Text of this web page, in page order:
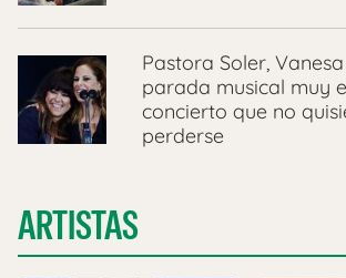
Pastora Soler,
parada musical muy
concierto que no
perderse
ARTISTAS